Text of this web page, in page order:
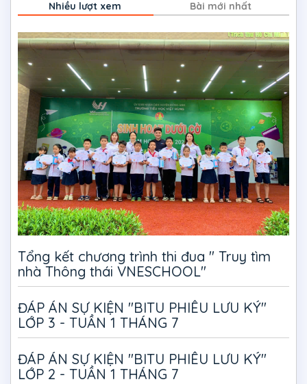
Nhiều lượt xem Bài mới nhất
Tổng kết chương trình thi đua " Truy tìm
nhà Thông thái VNESCHOOL"
ĐÁP ÁN SỰ KIỆN "BITU PHIÊU LƯU KÝ"
LỚP 3 - TUẦN 1 THÁNG 7
ĐÁP ÁN SỰ KIỆN "BITU PHIÊU LƯU KÝ"
LỚP 2 - TUẦN 1 THÁNG 7